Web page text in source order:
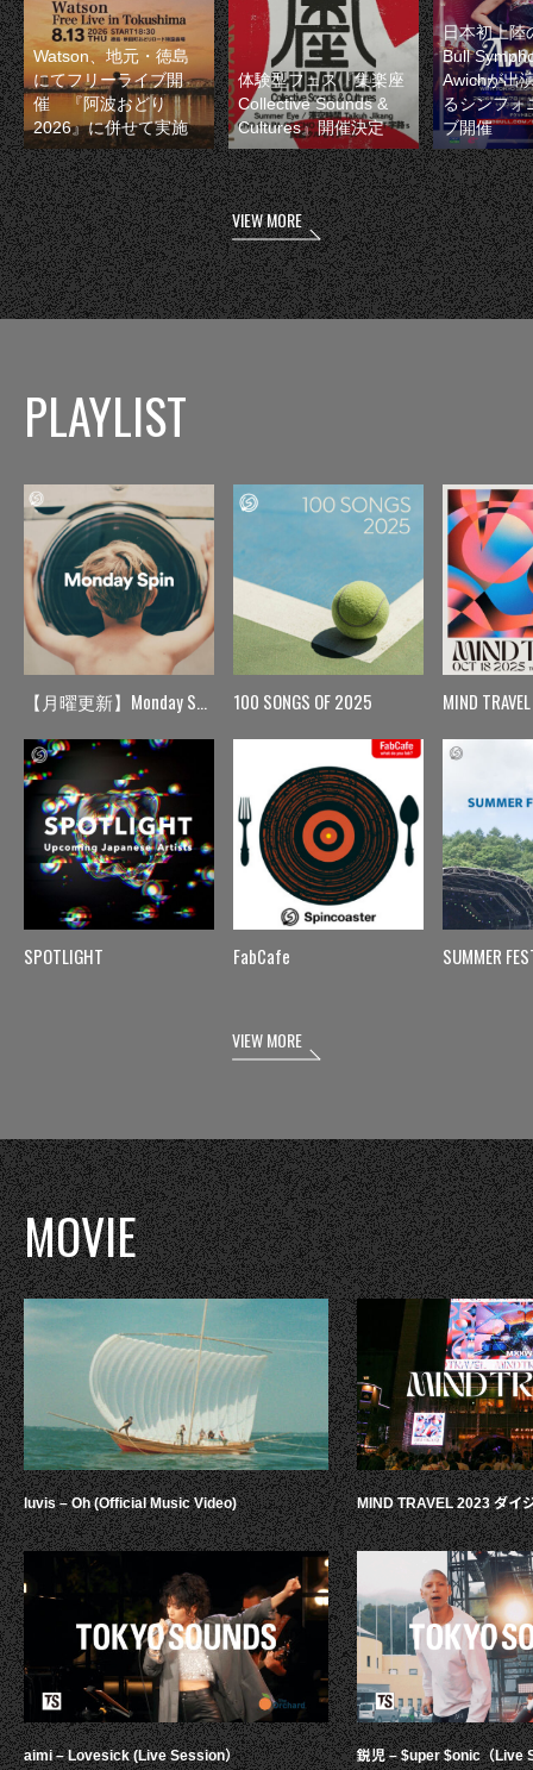
Watson、地元・徳島
にてフリーライブ開
催 『阿波おどり
2026』に併せて実施
体験型フェス『集楽座
Collective Sounds &
Cultures』開催決定
日本初上陸
Bull
Awichが出
るシンフォ
ブ開催
VIEW MORE
PLAYLIST
【月曜更新】Monday Spin
SPOTLIGHT
100 SONGS OF 2025
FabCafe
MIND TRAVEL
SUMMER
VIEW MORE
MOVIE
luvis – Oh (Official Music Video)
aimi – Lovesick (Live Session）
MIND TRAVEL 2023 ダイ
鋭児 – $uper $onic（Live